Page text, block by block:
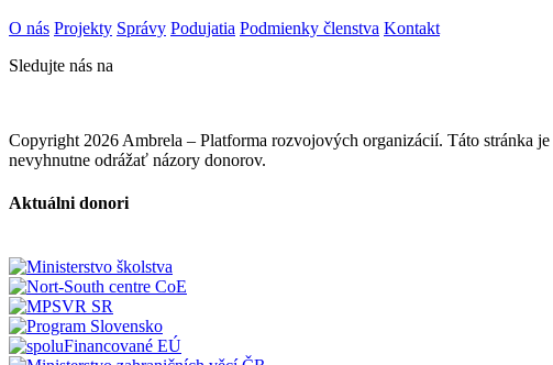
O nás Projekty Správy Podujatia Podmienky členstva Kontakt
Sledujte nás na
Copyright 2026 Ambrela – Platforma rozvojových organizácií. Táto stránka
nevyhnutne odrážať názory donorov.
Aktuálni donori